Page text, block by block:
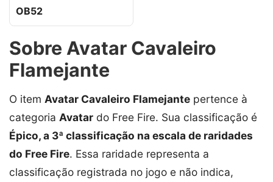
OB52
Sobre Avatar Cavaleiro
Flamejante
O item Avatar Cavaleiro Flamejante pertence à
categoria Avatar do Free Fire. Sua classificação é
Épico, a 3ª classificação na escala de raridades
do Free Fire. Essa raridade representa a
classificação registrada no jogo e não indica,